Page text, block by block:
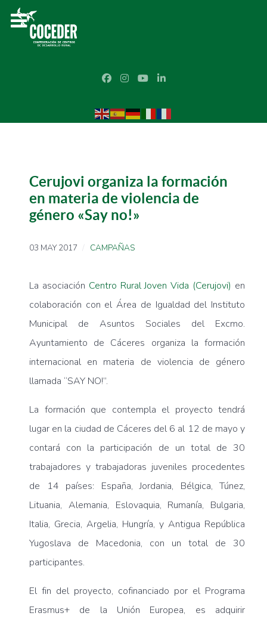
Cerujovi organiza la formación
en materia de violencia de
género «Say no!»
03 MAY 2017 CAMPAÑAS
La asociación Centro Rural Joven Vida (Cerujovi) en
colaboración con el Área de Igualdad del Instituto
Municipal de Asuntos Sociales del Excmo.
Ayuntamiento de Cáceres organiza la formación
internacional en materia de violencia de género
llamada “SAY NO!”.
La formación que contempla el proyecto tendrá
lugar en la ciudad de Cáceres del 6 al 12 de mayo y
contará con la participación de un total de 30
trabajadores y trabajadoras juveniles procedentes
de 14 países: España, Jordania, Bélgica, Túnez,
Lituania, Alemania, Eslovaquia, Rumanía, Bulgaria,
Italia, Grecia, Argelia, Hungría, y Antigua República
Yugoslava de Macedonia, con un total de 30
participantes.
El fin del proyecto, cofinanciado por el Programa
Erasmus+ de la Unión Europea, es adquirir